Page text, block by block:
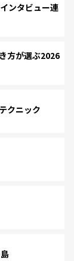
ンタビュー連
方が選ぶ2026
クニック